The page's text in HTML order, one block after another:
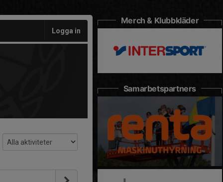
Logga in
Merch & Klubbkläder
Samarbetspartners